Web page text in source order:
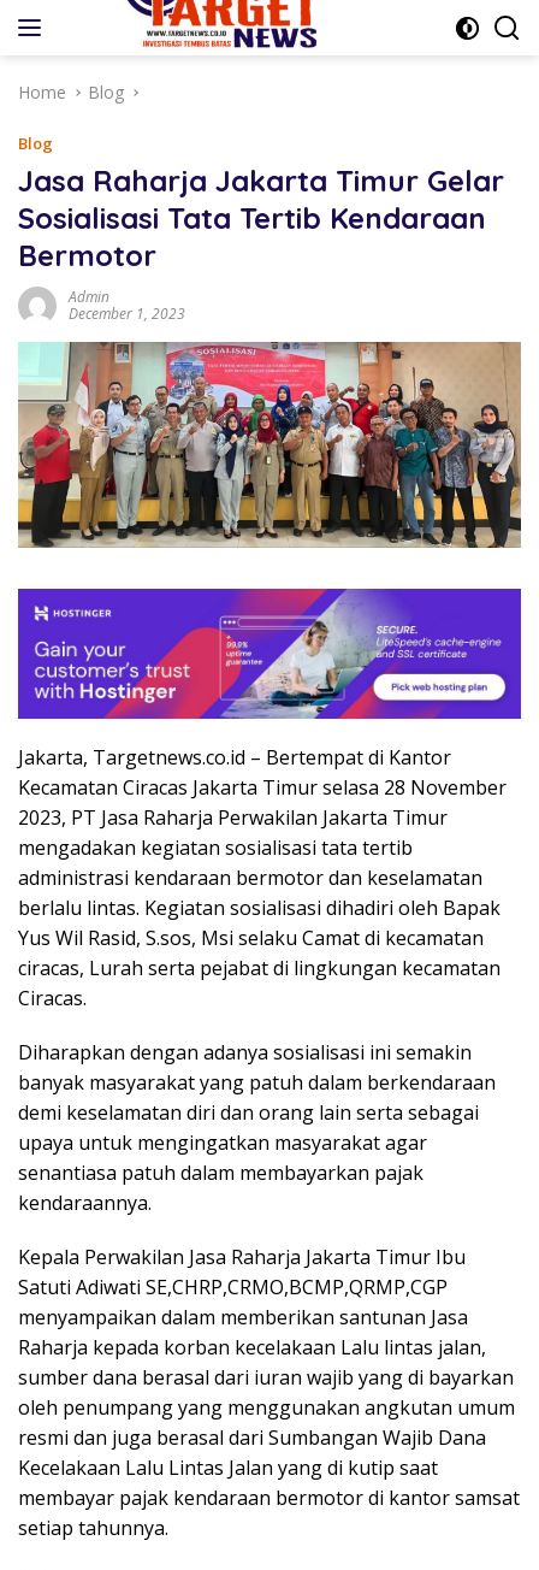
Home
Blog
Blog
Jasa Raharja Jakarta Timur Gelar
Sosialisasi Tata Tertib Kendaraan
Bermotor
Admin
December 1, 2023
Jakarta, Targetnews.co.id – Bertempat di Kantor
Kecamatan Ciracas Jakarta Timur selasa 28 November
2023, PT Jasa Raharja Perwakilan Jakarta Timur
mengadakan kegiatan sosialisasi tata tertib
administrasi kendaraan bermotor dan keselamatan
berlalu lintas. Kegiatan sosialisasi dihadiri oleh Bapak
Yus Wil Rasid, S.sos, Msi selaku Camat di kecamatan
ciracas, Lurah serta pejabat di lingkungan kecamatan
Ciracas.
Diharapkan dengan adanya sosialisasi ini semakin
banyak masyarakat yang patuh dalam berkendaraan
demi keselamatan diri dan orang lain serta sebagai
upaya untuk mengingatkan masyarakat agar
senantiasa patuh dalam membayarkan pajak
kendaraannya.
Kepala Perwakilan Jasa Raharja Jakarta Timur Ibu
Satuti Adiwati SE,CHRP,CRMO,BCMP,QRMP,CGP
menyampaikan dalam memberikan santunan Jasa
Raharja kepada korban kecelakaan Lalu lintas jalan,
sumber dana berasal dari iuran wajib yang di bayarkan
oleh penumpang yang menggunakan angkutan umum
resmi dan juga berasal dari Sumbangan Wajib Dana
Kecelakaan Lalu Lintas Jalan yang di kutip saat
membayar pajak kendaraan bermotor di kantor samsat
setiap tahunnya.